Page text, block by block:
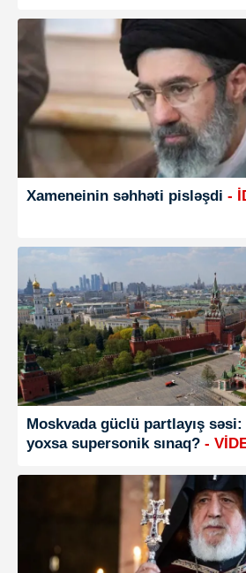
Xameneinin səhhəti pisləşdi -
Moskvada güclü partlayış
yoxsa supersonik sınaq? -